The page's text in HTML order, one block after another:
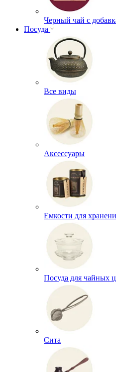
Черный чай с
Посуда
Все виды
Аксессуары
Емкости для
Посуда для чайных
Сита